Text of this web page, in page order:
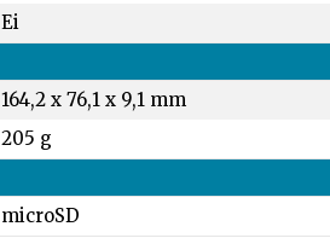
Ei
164,2 x 76,1 x 9,1 mm
205 g
microSD